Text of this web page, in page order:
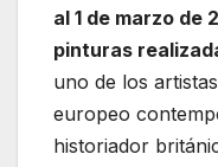
al 1 de marzo de
pinturas
uno de los
europeo
historiador